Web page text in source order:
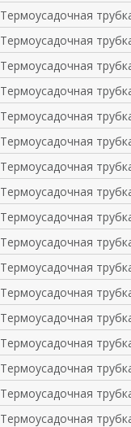
Термоусадочная
Термоусадочная
Термоусадочная
Термоусадочная
Термоусадочная
Термоусадочная
Термоусадочная
Термоусадочная
Термоусадочная
Термоусадочная
Термоусадочная
Термоусадочная
Термоусадочная
Термоусадочная
Термоусадочная
Термоусадочная
Термоусадочная